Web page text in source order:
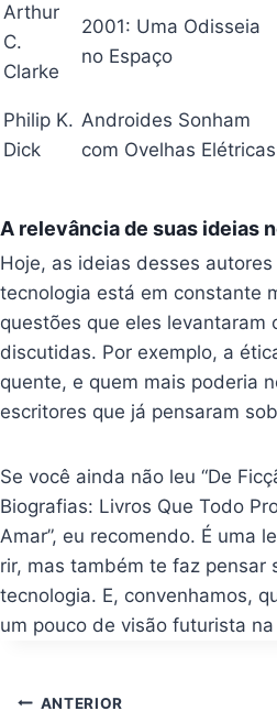
Arthur
C.
Clarke
2001: Uma Odisseia
no Espaço
Philip K.
Dick
Androides Sonham
com Ovelhas Elétricas
A relevância de suas ideias
Hoje, as ideias desses autores
tecnologia está em constante
questões que eles levantaram
discutidas. Por exemplo, a
quente, e quem mais poderia
escritores que já pensaram
Se você ainda não leu “De
Biografias: Livros Que Todo
Amar”, eu recomendo. É uma
rir, mas também te faz pensar
tecnologia. E, convenhamos,
um pouco de visão futurista
Navegação
ANTERIOR